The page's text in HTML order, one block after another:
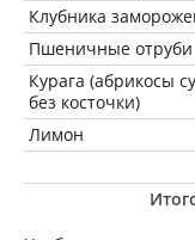
Клубника
Пшеничные отруби
Курага (абрикосы
без косточки)
Лимон